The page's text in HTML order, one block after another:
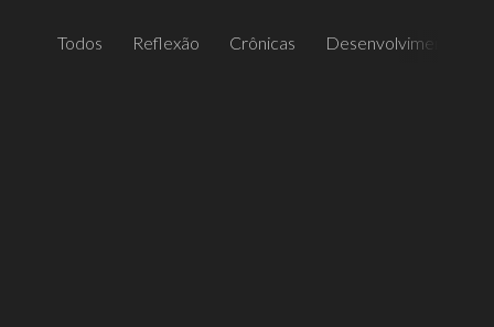
Todos Reflexão Crônicas Desenvolvimento